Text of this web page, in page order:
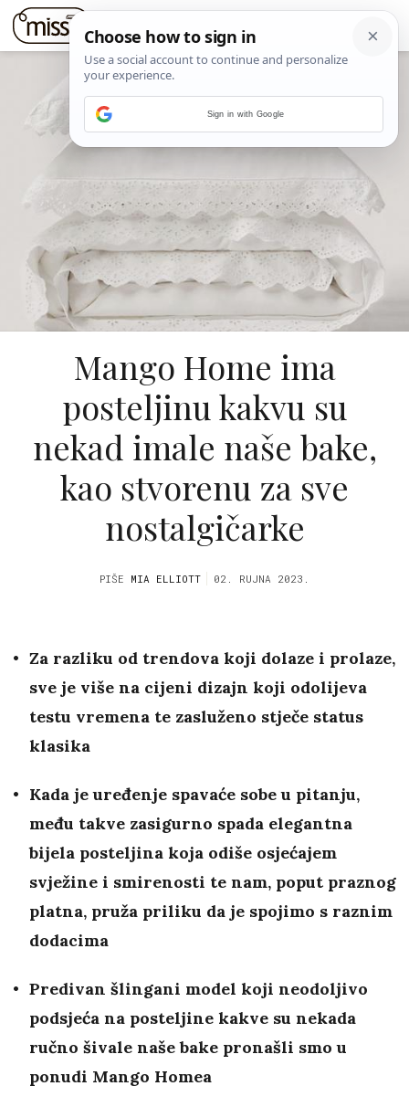
Mango Home ima
posteljinu kakvu su
nekad imale naše bake,
kao stvorenu za sve
nostalgičarke
PIŠE MIA ELLIOTT 02. RUJNA 2023.
Za razliku od trendova koji dolaze i prolaze,
sve je više na cijeni dizajn koji odolijeva
testu vremena te zasluženo stječe status
klasika
Kada je uređenje spavaće sobe u pitanju,
među takve zasigurno spada elegantna
bijela posteljina koja odiše osjećajem
svježine i smirenosti te nam, poput praznog
platna, pruža priliku da je spojimo s raznim
dodacima
Predivan šlingani model koji neodoljivo
podsjeća na posteljine kakve su nekada
ručno šivale naše bake pronašli smo u
ponudi Mango Homea
Sign in with Google